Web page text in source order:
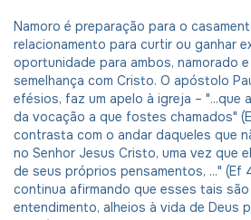
Namoro é preparação para o
relacionamento para curtir ou ganhar
oportunidade para ambos, namorado e
semelhança com Cristo. O apóstolo
efésios, faz um apelo à igreja – "...que
da vocação a que fostes chamados"
contrasta com o andar daqueles que
no Senhor Jesus Cristo, uma vez que
de seus próprios pensamentos, ..." (Ef
continua afirmando que esses tais
entendimento, alheios à vida de Deus